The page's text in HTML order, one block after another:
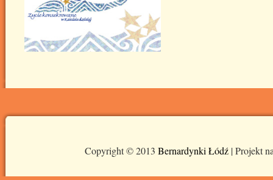
Copyright © 2013 Bernardynki Łódź| Projekt